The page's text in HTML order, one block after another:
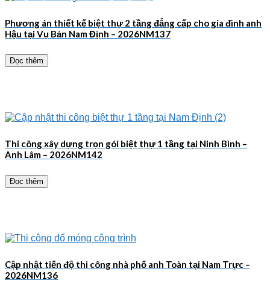
Phương án thiết kế biệt thự 2 tầng đẳng cấp cho gia đình anh
Hậu tại Vụ Bản Nam Định – 2026NM137
Đọc thêm
Thi công xây dựng trọn gói biệt thự 1 tầng tại Ninh Bình –
Anh Lâm – 2026NM142
Đọc thêm
Cập nhật tiến độ thi công nhà phố anh Toàn tại Nam Trực –
2026NM136